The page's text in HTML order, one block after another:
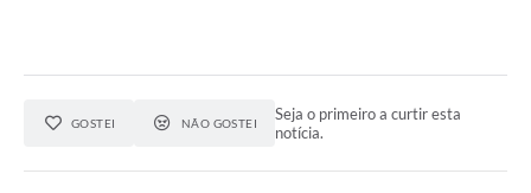
GOSTEI NÃO GOSTEI
Seja o primeiro a curtir esta
notícia.